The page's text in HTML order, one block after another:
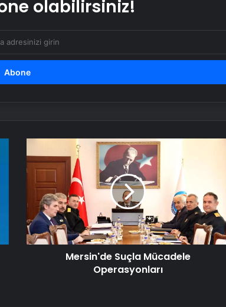
Bozulmuş meze, et ve et ürünleri
Emekli Tümgeneral Büyükışık’ın
oğlunun ölümünde 7 yıl sonra dava
açıldı!
Serjoy : Dijital Medya Ajansı, Google
Reklam Ajansı, SEO Ajansı ve Web
Tasarım Ajansı
UETDS Nedir ? Uetds.com İle Akıllı
olabilirsiniz!
Suçla
Mücadele
Operasyonları
Mersin'de Suçla Mücadele
Operasyonları